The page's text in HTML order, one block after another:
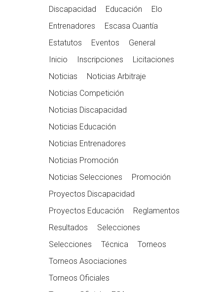
Discapacidad
Educación
Elo
Entrenadores
Escasa Cuantía
Estatutos
Eventos
General
Inicio
Inscripciones
Licitaciones
Noticias
Noticias Arbitraje
Noticias Competición
Noticias Discapacidad
Noticias Educación
Noticias Entrenadores
Noticias Promoción
Noticias Selecciones
Promoción
Proyectos Discapacidad
Proyectos Educación
Reglamentos
Resultados
Selecciones
Selecciones
Técnica
Torneos
Torneos Asociaciones
Torneos Oficiales